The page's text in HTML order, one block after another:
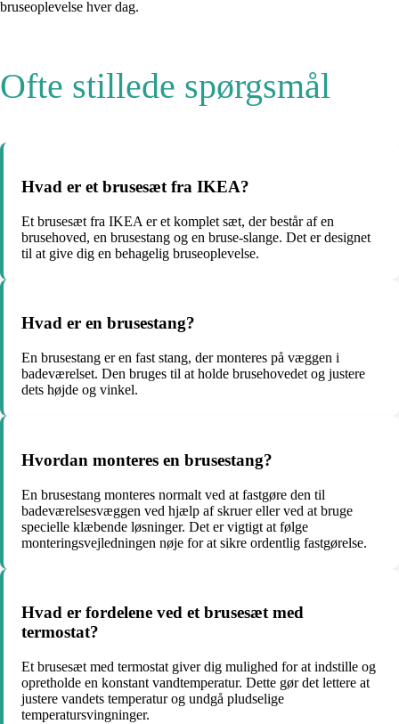
bruseoplevelse hver dag.
Ofte stillede spørgsmål
Hvad er et brusesæt fra IKEA?
Et brusesæt fra IKEA er et komplet sæt, der består af en
brusehoved, en brusestang og en bruse-slange. Det er designet
til at give dig en behagelig bruseoplevelse.
Hvad er en brusestang?
En brusestang er en fast stang, der monteres på væggen i
badeværelset. Den bruges til at holde brusehovedet og justere
dets højde og vinkel.
Hvordan monteres en brusestang?
En brusestang monteres normalt ved at fastgøre den til
badeværelsesvæggen ved hjælp af skruer eller ved at bruge
specielle klæbende løsninger. Det er vigtigt at følge
monteringsvejledningen nøje for at sikre ordentlig fastgørelse.
Hvad er fordelene ved et brusesæt med
termostat?
Et brusesæt med termostat giver dig mulighed for at indstille og
opretholde en konstant vandtemperatur. Dette gør det lettere at
justere vandets temperatur og undgå pludselige
temperatursvingninger.